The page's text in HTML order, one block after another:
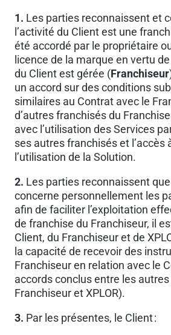
1. Les parties reconnaissent et
l’activité du Client est une
été accordé par le propriétaire
licence de la marque en vertu
du Client est gérée (Franchiseur
un accord sur des conditions
similaires au Contrat avec le
d’autres franchisés du
avec l’utilisation des Services
ses autres franchisés et l’accès
l’utilisation de la Solution.
2. Les parties reconnaissent
concerne personnellement les
afin de faciliter l’exploitation
de franchise du Franchiseur, il
Client, du Franchiseur et de
la capacité de recevoir des
Franchiseur en relation avec le
accords conclus entre les
Franchiseur et XPLOR).
3. Par les présentes, le Client :